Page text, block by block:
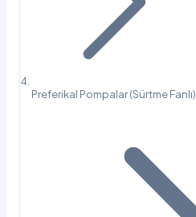
Preferikal Pompalar (Sürtme Fanlı)